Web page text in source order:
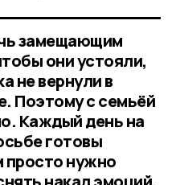
замещающим
они устояли,
не вернули в
Поэтому с семьёй
Каждый день на
готовы
нужно